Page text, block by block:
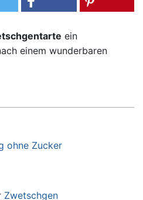
ein
einem wunderbaren
ohne Zucker
Zwetschgen